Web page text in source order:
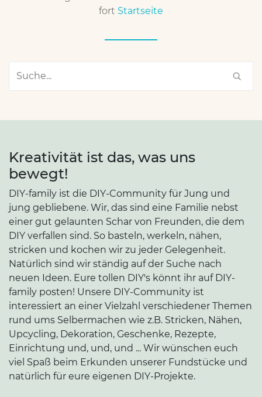
fort Startseite
Kreativität ist das, was uns
bewegt!
DIY-family ist die DIY-Community für Jung und
jung gebliebene. Wir, das sind eine Familie nebst
einer gut gelaunten Schar von Freunden, die dem
DIY verfallen sind. So basteln, werkeln, nähen,
stricken und kochen wir zu jeder Gelegenheit.
Natürlich sind wir ständig auf der Suche nach
neuen Ideen. Eure tollen DIY's könnt ihr auf DIY-
family posten! Unsere DIY-Community ist
interessiert an einer Vielzahl verschiedener Themen
rund ums Selbermachen wie z.B. Stricken, Nähen,
Upcycling, Dekoration, Geschenke, Rezepte,
Einrichtung und, und, und ... Wir wünschen euch
viel Spaß beim Erkunden unserer Fundstücke und
natürlich für eure eigenen DIY-Projekte.